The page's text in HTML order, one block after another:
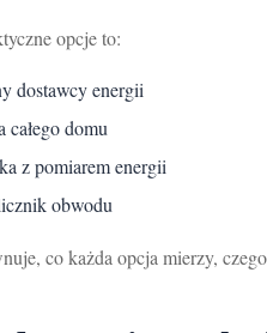
opcje to:
dostawcy energii
domu
z pomiarem energii
obwodu
co każda opcja mierzy,